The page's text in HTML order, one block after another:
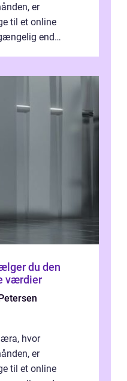
er
til et online
end
værdier
hvor
er
til et online